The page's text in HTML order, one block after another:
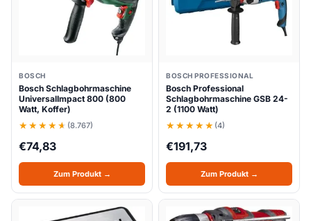
BOSCH
Bosch Schlagbohrmaschine
UniversalImpact 800 (800
Watt, Koffer)
(8.767)
€74,83
Zum Produkt →
BOSCH PROFESSIONAL
Bosch Professional
Schlagbohrmaschine GSB 24-
2 (1100 Watt)
(4)
€191,73
Zum Produkt →